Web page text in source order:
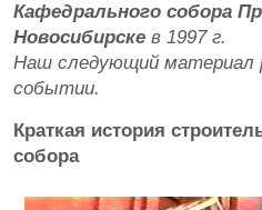
Кафедрального собора
Новосибирске в 1997 г.
Наш следующий материал
событии.
Краткая история
собора